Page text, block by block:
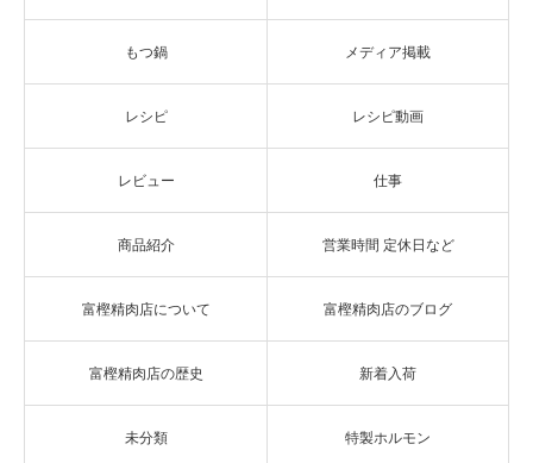
もつ鍋 メディア掲載
レシピ レシピ動画
レビュー 仕事
商品紹介 営業時間 定休日など
富樫精肉店について 富樫精肉店のブログ
富樫精肉店の歴史 新着入荷
未分類 特製ホルモン